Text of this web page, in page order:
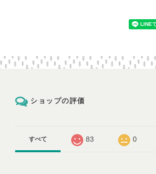
ショップの評価
すべて 83 0